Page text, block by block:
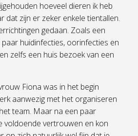
hoeveel dieren ik heb
dat zijn er zeker enkele tientallen.
gedaan. Zoals een
huidinfecties, oorinfecties en
zelfs een huis bezoek van een
Fiona was in het begin
aanwezig met het organiseren
team. Maar na een paar
voldoende vertrouwen en kon